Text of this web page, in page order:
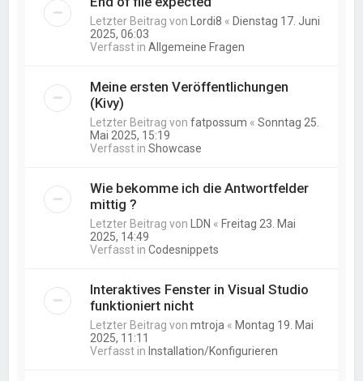
Letzter Beitrag von Lordi8 « Dienstag 17. Juni
2025, 06:03
Verfasst inAllgemeine Fragen
Meine ersten Veröffentlichungen
(Kivy)
Letzter Beitrag vonfatpossum «Sonntag 25.
Mai 2025, 15:19
Verfasst inShowcase
Wie bekomme ich die Antwortfelder
mittig ?
Letzter Beitrag von LDN « Freitag 23. Mai
2025, 14:49
Verfasst inCodesnippets
Interaktives Fenster in Visual Studio
funktioniert nicht
Letzter Beitrag vonmtroja « Montag 19. Mai
2025, 11:11
Verfasst in Installation/Konfigurieren